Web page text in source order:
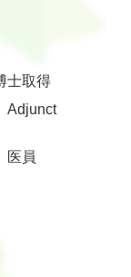
士取得
Adjunct
医員